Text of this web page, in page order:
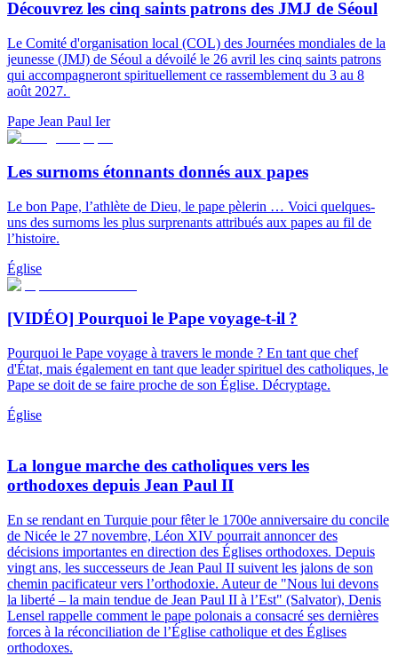
Découvrez les cinq saints patrons des JMJ de Séoul
Le Comité d'organisation local (COL) des Journées mondiales de la
jeunesse (JMJ) de Séoul a dévoilé le 26 avril les cinq saints patrons
qui accompagneront spirituellement ce rassemblement du 3 au 8
août 2027.
Pape Jean Paul Ier
Les surnoms étonnants donnés aux papes
Le bon Pape, l’athlète de Dieu, le pape pèlerin … Voici quelques-
uns des surnoms les plus surprenants attribués aux papes au fil de
l’histoire.
Église
[VIDÉO] Pourquoi le Pape voyage-t-il ?
Pourquoi le Pape voyage à travers le monde ? En tant que chef
d'État, mais également en tant que leader spirituel des catholiques, le
Pape se doit de se faire proche de son Église. Décryptage.
Église
La longue marche des catholiques vers les
orthodoxes depuis Jean Paul II
En se rendant en Turquie pour fêter le 1700e anniversaire du concile
de Nicée le 27 novembre, Léon XIV pourrait annoncer des
décisions importantes en direction des Églises orthodoxes. Depuis
vingt ans, les successeurs de Jean Paul II suivent les jalons de son
chemin pacificateur vers l’orthodoxie. Auteur de "Nous lui devons
la liberté – la main tendue de Jean Paul II à l’Est" (Salvator), Denis
Lensel rappelle comment le pape polonais a consacré ses dernières
forces à la réconciliation de l’Église catholique et des Églises
orthodoxes.